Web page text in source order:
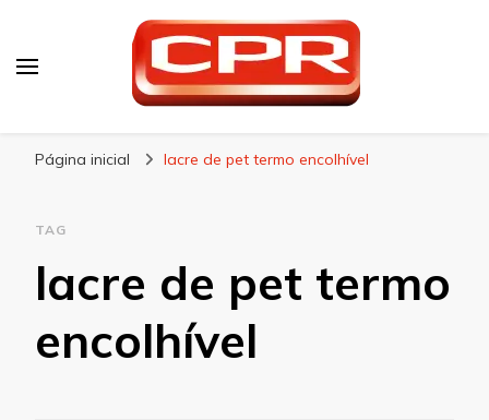
Página inicial lacre de pet termo encolhível
TAG
lacre de pet termo
encolhível